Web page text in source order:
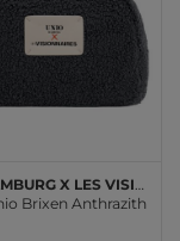
Unio Hamburg x Les Visionnaires
Brixen Anthrazith